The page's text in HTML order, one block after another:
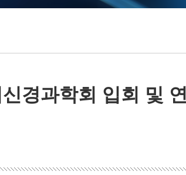
경과학회 입회 및